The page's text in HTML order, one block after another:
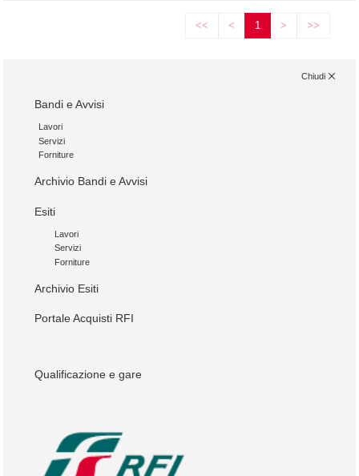
<< < 1 > >>
Chiudi
Bandi e Avvisi
Lavori
Servizi
Forniture
Archivio Bandi e Avvisi
Esiti
Lavori
Servizi
Forniture
Archivio Esiti
Portale Acquisti RFI
Qualificazione e gare